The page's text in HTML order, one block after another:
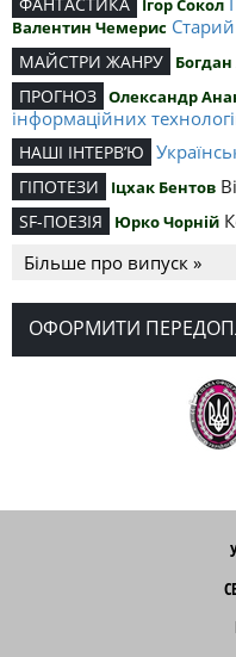
Валентин Чемерис Старий
МАЙСТРИ ЖАНРУ
ПРОГНОЗ Олександр
інформаційних
НАШІ ІНТЕРВ’Ю
ГІПОТЕЗИ Іцхак Бентов
SF-ПОЕЗІЯ Юрко Чорній
Більше про випуск »
ОФОРМИТИ